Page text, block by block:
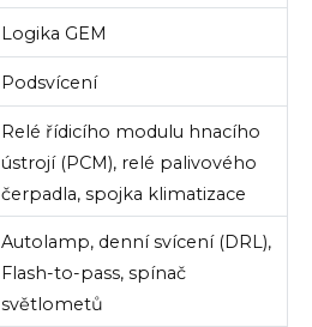
Logika GEM
Podsvícení
Relé řídicího modulu hnacího
ústrojí (PCM), relé palivového
čerpadla, spojka klimatizace
Autolamp, denní svícení (DRL),
Flash-to-pass, spínač
světlometů